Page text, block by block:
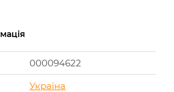
000094622
Україна